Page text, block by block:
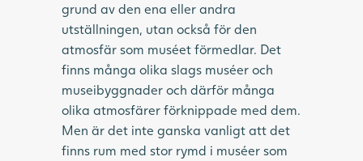
grund av den ena eller andra
utställningen, utan också för den
atmosfär som muséet förmedlar. Det
finns många olika slags muséer och
museibyggnader och därför många
olika atmosfärer förknippade med dem.
Men är det inte ganska vanligt att det
finns rum med stor rymd i muséer som